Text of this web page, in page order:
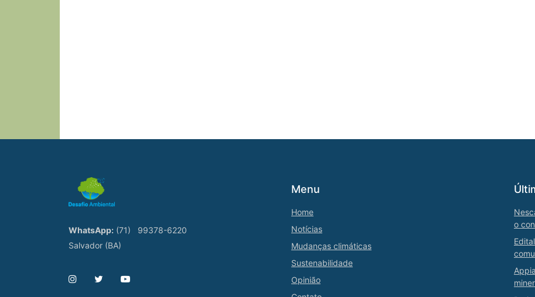
WhatsApp: (71)
99378-6220
Salvador (BA)
Menu
Home
Notícias
Mudanças climáticas
Sustenabilidade
Opinião
o